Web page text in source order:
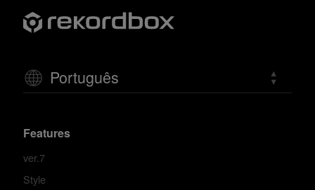
Português
Features
ver.7
Style